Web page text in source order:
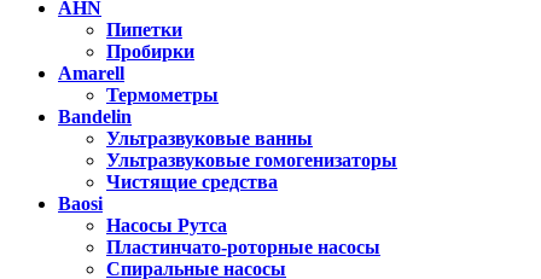
AHN
Пипетки
Пробирки
Amarell
Термометры
Bandelin
Ультразвуковые ванны
Ультразвуковые гомогенизаторы
Чистящие средства
Baosi
Насосы Рутса
Пластинчато-роторные насосы
Спиральные насосы